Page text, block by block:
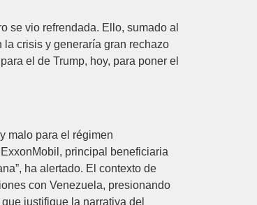
se vio refrendada. Ello, sumado al
crisis y generaría gran rechazo
el de Trump, hoy, para poner el
malo para el régimen
principal beneficiaria
ha alertado. El contexto de
con Venezuela, presionando
justifique la narrativa del